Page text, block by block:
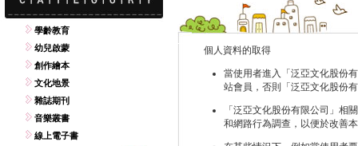
學齡教育
幼兒啟蒙
創作繪本
文化地景
雜誌期刊
音樂叢書
線上電子書
個人資料的取得
當使用者進入「泛亞文化股份
站會員，否則「泛亞文化股份
「泛亞文化股份有限公司」相
和網路行為調查，以便於改善